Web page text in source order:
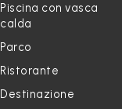
Piscina con vasca
calda
Parco
Ristorante
Destinazione